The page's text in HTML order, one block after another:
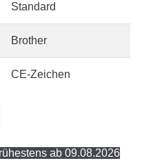
Standard
Brother
CE-Zeichen
ab 09.08.2026